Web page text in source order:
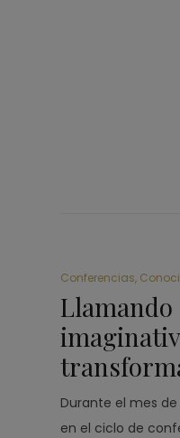
Conferencias,
Durante el mes
en el ciclo de